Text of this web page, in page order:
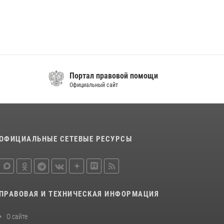
с крупной партией наркотиков
15 июля 2026, 06:33
Портал правовой помощи
Официальный сайт
СЕТЕВЫЕ РЕСУРСЫ
ПРАВОВАЯ И ТЕХНИЧЕСКАЯ ИНФОРМАЦИЯ
О сайте